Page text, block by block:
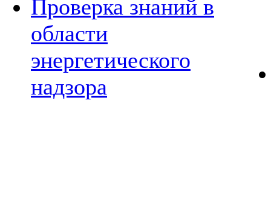
Проверка знаний в
области
энергетического
надзора